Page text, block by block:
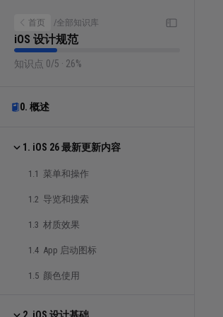
首页 /全部知识库
iOS 设计规范
知识点 0/5 · 26%
0. 概述
1. iOS 26 最新更新内容
1.1 菜单和操作
1.2 导览和搜索
1.3 材质效果
1.4 App 启动图标
1.5 颜色使用